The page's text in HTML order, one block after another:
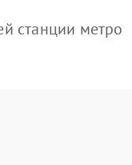
станции метро